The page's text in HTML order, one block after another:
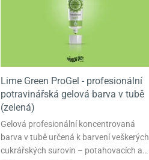
Lime Green ProGel - profesionální
potravinářská gelová barva v tubě
(zelená)
Gelová profesionální koncentrovaná
barva v tubě určená k barvení veškerých
cukrářských surovin – potahovacích a…